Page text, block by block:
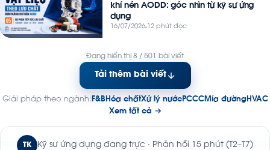
khí nén AODD: góc nhìn từ kỹ sư ứng
dụng
16/07/2026 12 phút đọc
Đang hiển thị 8 / 501 bài viết
Tải thêm bài viết
Giải pháp theo ngành: F&BHóa chấtXử lý nướcPCCCMía đườngHVAC
Xem tất cả →
TK Kỹ sư ứng dụng đang trực · Phản hồi 15 phút (T2–T7)